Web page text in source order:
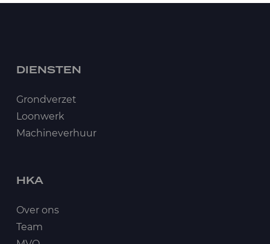
DIENSTEN
Grondverzet
Loonwerk
Machineverhuur
HKA
Over ons
Team